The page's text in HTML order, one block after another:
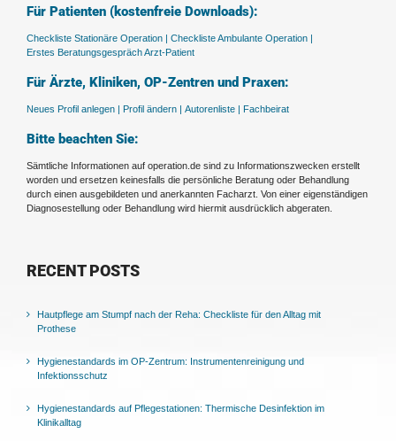
Für Patienten (kostenfreie Downloads):
Checkliste Stationäre Operation | Checkliste Ambulante Operation |
Erstes Beratungsgespräch Arzt-Patient
Für Ärzte, Kliniken, OP-Zentren und Praxen:
Neues Profil anlegen | Profil ändern | Autorenliste | Fachbeirat
Bitte beachten Sie:
Sämtliche Informationen auf operation.de sind zu Informationszwecken erstellt
worden und ersetzen keinesfalls die persönliche Beratung oder Behandlung
durch einen ausgebildeten und anerkannten Facharzt. Von einer eigenständigen
Diagnosestellung oder Behandlung wird hiermit ausdrücklich abgeraten.
RECENT POSTS
Hautpflege am Stumpf nach der Reha: Checkliste für den Alltag mit
Prothese
Hygienestandards im OP-Zentrum: Instrumentenreinigung und
Infektionsschutz
Hygienestandards auf Pflegestationen: Thermische Desinfektion im
Klinikalltag